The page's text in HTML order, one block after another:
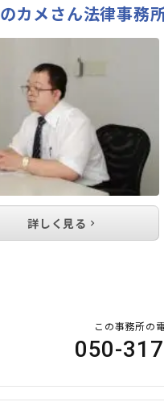
カメさん法律事務
詳しく見る
この事務所の
050-